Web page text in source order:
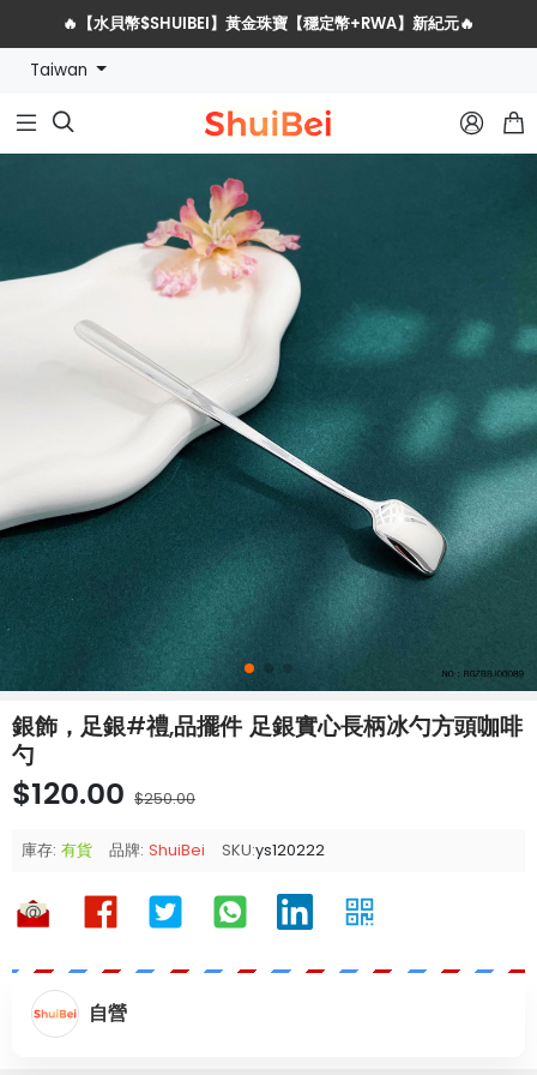
🔥【水貝幣$SHUIBEI】黃金珠寶【穩定幣+RWA】新紀元🔥
Taiwan
  
銀飾，足銀#禮,品擺件 足銀實心長柄冰勺方頭咖啡
勺
$120.00 $250.00
庫存: 有貨 品牌: ShuiBei SKU:ys120222
自營